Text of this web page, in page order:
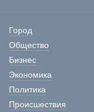
Город
Общество
Бизнес
Экономика
Политика
Происшествия